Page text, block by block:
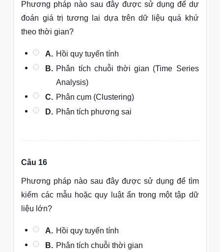
Phương pháp nào sau đây được sử dụng để dự
đoán giá trị tương lai dựa trên dữ liệu quá khứ
theo thời gian?
A. Hồi quy tuyến tính
B. Phân tích chuỗi thời gian (Time Series
Analysis)
C. Phân cụm (Clustering)
D. Phân tích phương sai
Câu 16
Phương pháp nào sau đây được sử dụng để tìm
kiếm các mẫu hoặc quy luật ẩn trong một tập dữ
liệu lớn?
A. Hồi quy tuyến tính
B. Phân tích chuỗi thời gian